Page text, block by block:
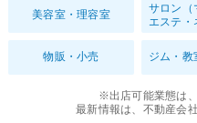
美容室・理容室
サロン（
エステ・
物販・小売 ジム・教
※出店可能業態は
最新情報は、不動産会